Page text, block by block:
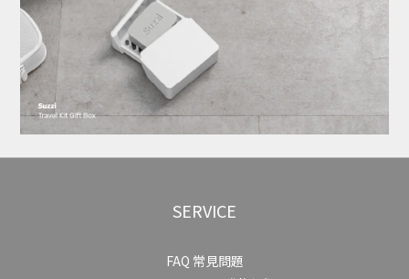
SERVICE
FAQ 常見問題